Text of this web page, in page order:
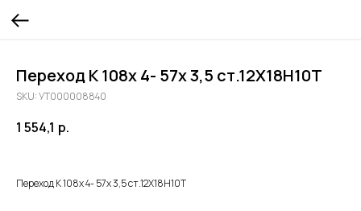
Переход К 108х 4- 57х 3,5 ст.12Х18Н10Т
SKU:УТ000008840
1 554,1 р.
Переход К 108х 4- 57х 3,5 ст.12Х18Н10Т